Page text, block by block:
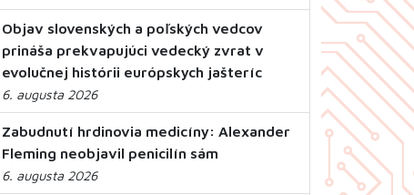
Objav slovenských a poľských vedcov
prináša prekvapujúci vedecký zvrat v
evolučnej histórii európskych jašteríc
6. augusta 2026
Zabudnutí hrdinovia medicíny: Alexander
Fleming neobjavil penicilín sám
6. augusta 2026